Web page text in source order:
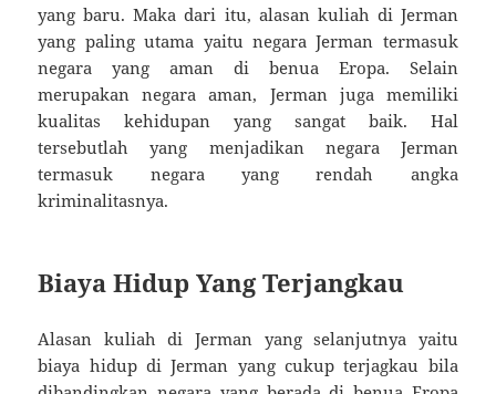
yang baru. Maka dari itu, alasan kuliah di Jerman
yang paling utama yaitu negara Jerman termasuk
negara yang aman di benua Eropa. Selain
merupakan negara aman, Jerman juga memiliki
kualitas kehidupan yang sangat baik. Hal
tersebutlah yang menjadikan negara Jerman
termasuk negara yang rendah angka
kriminalitasnya.
Biaya Hidup Yang Terjangkau
Alasan kuliah di Jerman yang selanjutnya yaitu
biaya hidup di Jerman yang cukup terjagkau bila